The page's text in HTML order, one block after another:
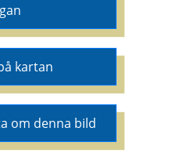
kartan
om denna bild